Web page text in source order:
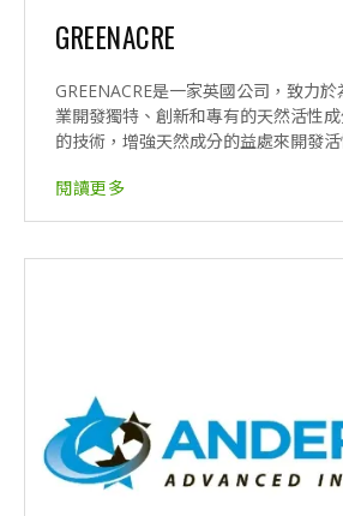
GREENACRE
GREENACRE是一家英國公司，致力
業開發獨特、創新和專有的天然活性
的技術，增強天然成分的益處來開發
閱讀更多